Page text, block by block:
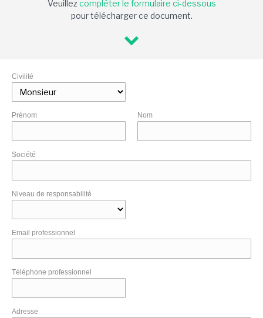
Veuillezcompléter le formulaire ci-dessous
pour télécharger ce document.
Civilité
Prénom Nom
Société
Niveau de responsabilité
Email professionnel
Téléphone professionnel
Adresse